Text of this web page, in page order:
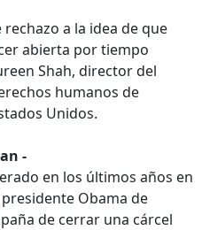
a la idea de que
abierta por tiempo
Shah, director del
humanos de
Unidos.
-
en los últimos años en
Obama de
de cerrar una cárcel